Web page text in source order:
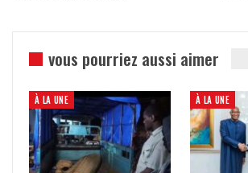
vous pourriez aussi aimer
À LA UNE À LA UNE